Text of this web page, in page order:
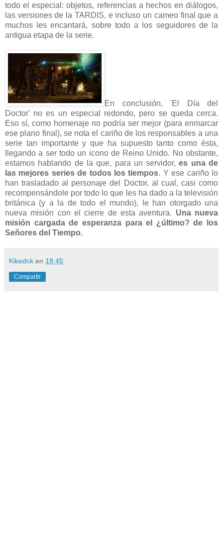
todo el especial: objetos, referencias a hechos en diálogos,
las versiones de la TARDIS, e incluso un cameo final que a
muchos les encantará, sobre todo a los seguidores de la
antigua etapa de la serie.
En conclusión, 'El Día del
Doctor' no es un especial redondo, pero se queda cerca.
Eso sí, como homenaje no podría ser mejor (para enmarcar
ese plano final), se nota el cariño de los responsables a una
serie tan importante y que ha supuesto tanto como ésta,
llegando a ser todo un icono de Reino Unido. No obstante,
estamos hablando de la que, para un servidor, es una de
las mejores series de todos los tiempos. Y ese cariño lo
han trasladado al personaje del Doctor, al cual, casi como
recompensándole por todo lo que les ha dado a la televisión
británica (y a la de todo el mundo), le han otorgado una
nueva misión con el cierre de esta aventura. Una nueva
misión cargada de esperanza para el ¿último? de los
Señores del Tiempo.
Kikedck en 18:45
Compartir